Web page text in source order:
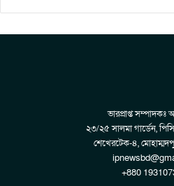
ভারপ্রাপ্ত সম্পাদকঃ
২৩/২৫ সালমা গার্ডেন,
শেখেরটেক-৪,
+880